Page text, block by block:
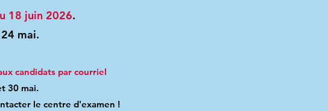
18 juin 2026.
mai.
candidats par courriel
30 mai.
le centre d'examen !